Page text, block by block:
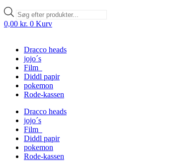
Products
search
0,00 kr. 0 Kurv
Dracco heads
jojo´s
Film
Diddl papir
pokemon
Rode-kassen
Dracco heads
jojo´s
Film
Diddl papir
pokemon
Rode-kassen